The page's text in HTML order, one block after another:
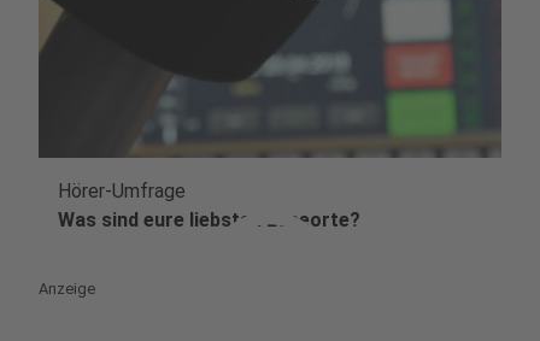
play_circle
Hörer-Umfrage
Was sind eure liebsten Leseorte?
Anzeige